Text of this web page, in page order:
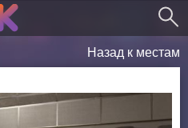
Назад к местам